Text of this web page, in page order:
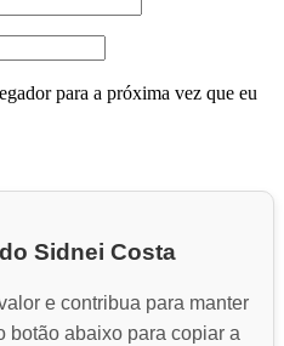
para a próxima vez que eu
Sidnei Costa
e contribua para manter
botão abaixo para copiar a